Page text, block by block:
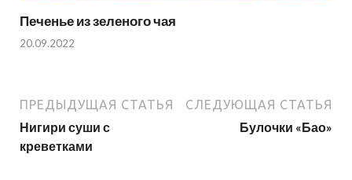
Печенье из зеленого чая
20.09.2022
ПРЕДЫДУЩАЯ СТАТЬЯ
Нигири суши с
креветками
СЛЕДУЮЩАЯ СТАТЬЯ
Булочки «Бао»